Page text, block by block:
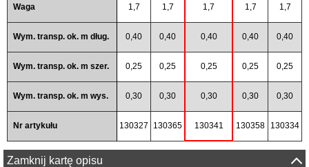
Waga 1,7 1,7 1,7 1,7 1,7
Wym. transp. ok. m dług. 0,40 0,40 0,40 0,40 0,40
Wym. transp. ok. m szer. 0,25 0,25 0,25 0,25 0,25
Wym. transp. ok. m wys. 0,30 0,30 0,30 0,30 0,30
Nr artykułu 130327 130365 130341 130358 130334
Zamknij kartę opisu